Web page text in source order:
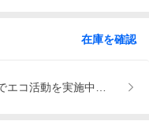
在庫を確認
コ活動を実施中、◆商品